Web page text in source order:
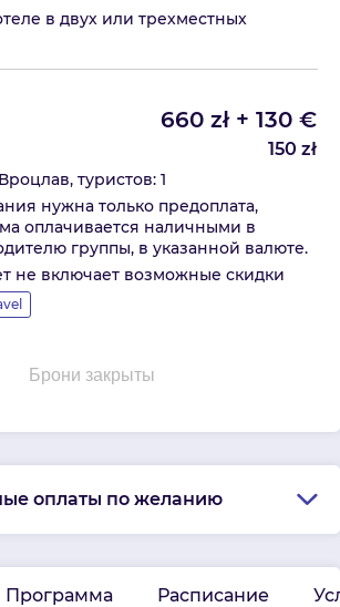
в двух или трехместных
660 zł+ 130 €
150 zł
туристов: 1
нужна только предоплата,
оплачивается наличными в
группы, в указанной валюте.
не включает возможные скидки
Брони закрыты
оплаты по желанию
Программа Расписание